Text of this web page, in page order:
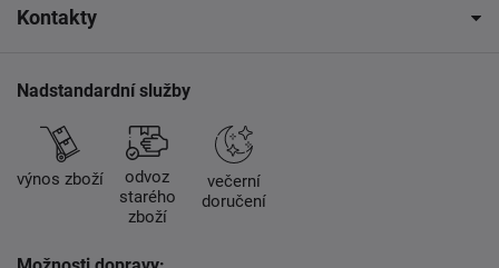
Kontakty
Nadstandardní služby
výnos zboží
odvoz
starého
zboží
večerní
doručení